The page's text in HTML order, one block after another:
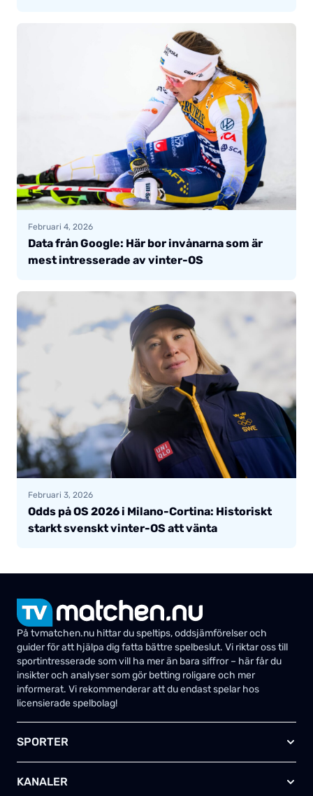
Februari 4, 2026
Data från Google: Här bor invånarna som är
mest intresserade av vinter-OS
Februari 3, 2026
Odds på OS 2026 i Milano-Cortina: Historiskt
starkt svenskt vinter-OS att vänta
På tvmatchen.nu hittar du speltips, oddsjämförelser och
guider för att hjälpa dig fatta bättre spelbeslut. Vi riktar oss till
sportintresserade som vill ha mer än bara siffror – här får du
insikter och analyser som gör betting roligare och mer
informerat. Vi rekommenderar att du endast spelar hos
licensierade spelbolag!
SPORTER
Ishockey
KANALER